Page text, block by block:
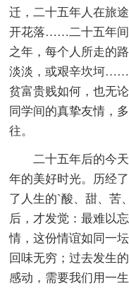
迁，二十五年人在旅
开花落……二十五年间
之年，每个人所走的
淡淡，或艰辛坎坷……
贫富贵贱如何，也无
同学间的真挚友情，
往。
二十五年后的今天
年的美好时光。历经
了人生的`酸、甜、苦
后，才发觉：最难以
情，这份情谊如同一
回味无穷；过去发生
感动，需要我们用一